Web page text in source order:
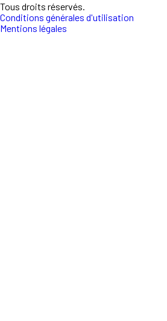
Tous droits réservés.
Conditions générales d'utilisation
Mentions légales